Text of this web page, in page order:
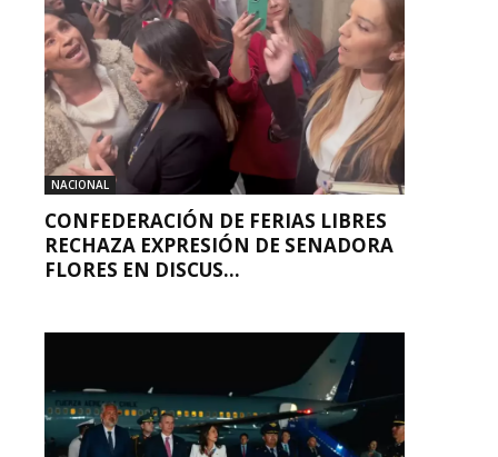
NACIONAL
CONFEDERACIÓN DE FERIAS LIBRES
RECHAZA EXPRESIÓN DE SENADORA
FLORES EN DISCUS...